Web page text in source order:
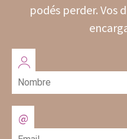
podés perder. Vos